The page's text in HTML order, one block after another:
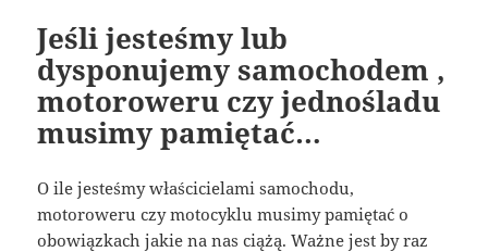
Jeśli jesteśmy lub
dysponujemy samochodem ,
motoroweru czy jednośladu
musimy pamiętać…
O ile jesteśmy właścicielami samochodu,
motoroweru czy motocyklu musimy pamiętać o
obowiązkach jakie na nas ciążą. Ważne jest by raz